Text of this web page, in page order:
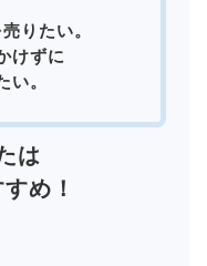
りたい。
けずに
い。
は
め！